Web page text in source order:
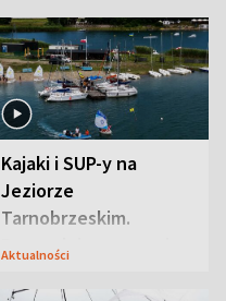
Kajaki i SUP-y na
Jeziorze
Tarnobrzeskim.
Przyrodnicy zwracają
Aktualności